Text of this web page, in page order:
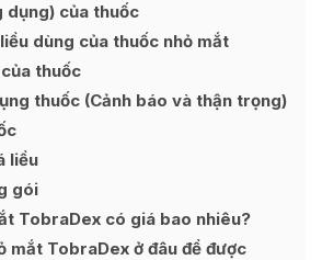
dụng) của thuốc
dùng của thuốc nhỏ mắt
thuốc
thuốc (Cảnh báo và thận trọng)
liều
gói
TobraDex có giá bao nhiêu?
mắt TobraDex ở đâu để được